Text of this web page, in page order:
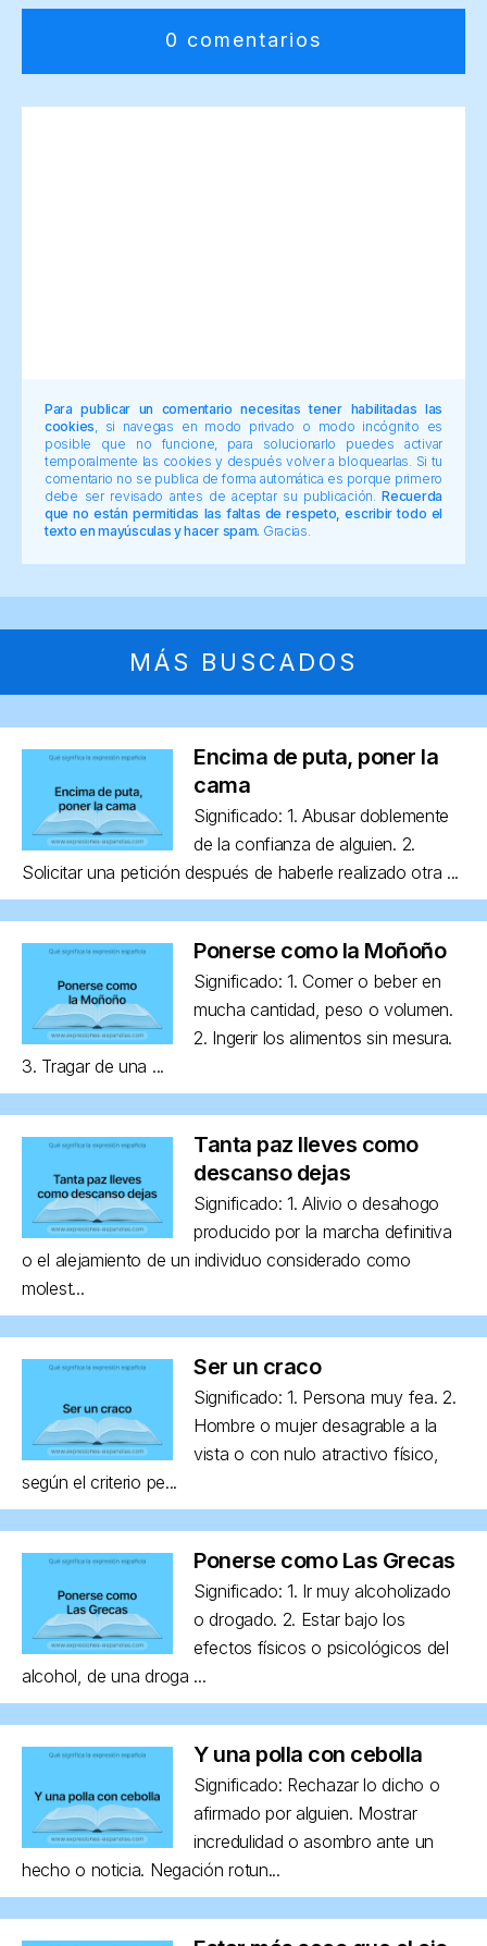
0 comentarios
Para publicar un comentario necesitas tener habilitadas las
cookies , si navegas en modo privado o modo incógnito es
posible que no funcione, para solucionarlo puedes activar
temporalmente las cookies y después volver a bloquearlas. Si tu
comentario no se publica de forma automática es porque primero
debe ser revisado antes de aceptar su publicación.Recuerda
que no están permitidas las faltas de respeto, escribir todo el
texto en mayúsculas y hacer spam. Gracias.
MÁS BUSCADOS
Encima de puta, poner la
cama
Significado: 1. Abusar doblemente
de la confianza de alguien. 2.
Solicitar una petición después de haberle realizado otra ...
Ponerse como la Moñoño
Significado: 1. Comer o beber en
mucha cantidad, peso o volumen.
2. Ingerir los alimentos sin mesura.
3. Tragar de una ...
Tanta paz lleves como
descanso dejas
Significado: 1. Alivio o desahogo
producido por la marcha definitiva
o el alejamiento de un individuo considerado como
molest...
Ser un craco
Significado: 1. Persona muy fea. 2.
Hombre o mujer desagrable a la
vista o con nulo atractivo físico,
según el criterio pe...
Ponerse como Las Grecas
Significado: 1. Ir muy alcoholizado
o drogado. 2. Estar bajo los
efectos físicos o psicológicos del
alcohol, de una droga ...
Y una polla con cebolla
Significado: Rechazar lo dicho o
afirmado por alguien. Mostrar
incredulidad o asombro ante un
hecho o noticia. Negación rotun...